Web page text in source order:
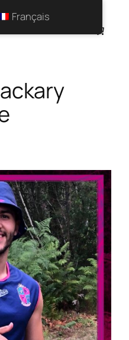
Français